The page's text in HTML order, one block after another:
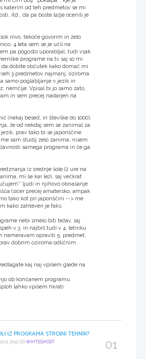
katerim od teh predmetov se mi
itd., da pa boste lažje ocenili je
nivo, tekoče govorim in zelo
4 leta sem se je učil na
pa pogosto uporabljal, tudi vsak
programe na tv saj so mi
da dobite občutek kako domač mi
3 predmetov najmanj, oziroma
samo poglabljanje v jezik in
nemčije. Vpisal bi jo samo zato,
in sem precej nadarjen na
(nekaj besed, in številke do 1000),
že od nekdaj sem se zanimal za
prav tako bi se japonščine
sam študij zelo zanima, nisem
samega programa in če ga
iz srednje šole (2 ure na
mi še kar leži, saj večkrat
ljudi in njihovo obnašanje
(sicer precej amatersko, ampak
tako kot pri japonščini --> me
kako zahteven je faks.
nebi smelo biti težav, saj
v 3. in najbrš tudi v 4. letniku
nameravam opraviti 5. predmet,
dobrim oziroma odličnim
kaj naj vpišem glede na
ob končanem programu
lahko vpišem hkrati
IZ PROGRAMA STROJNI TEHNIK?
20:52 ODWHITEGHOST 01